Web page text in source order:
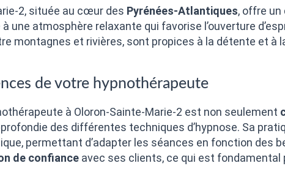
2, située au cœur des Pyrénées-Atlantiques, offre un
une atmosphère relaxante qui favorise l’ouverture
montagnes et rivières, sont propices à la détente et à
de votre hypnothérapeute
à Oloron-Sainte-Marie-2 est non seulement
des différentes techniques d’hypnose. Sa
permettant d’adapter les séances en fonction des
de confiance avec ses clients, ce qui est fondamental